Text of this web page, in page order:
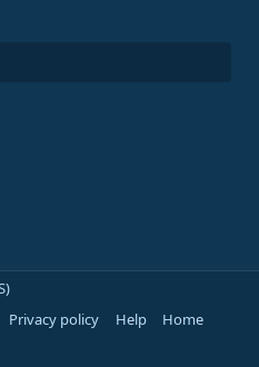
Privacy policy Help Home